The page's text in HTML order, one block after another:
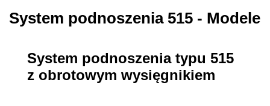
System podnoszenia 515 - Modele
System podnoszenia typu 515
z obrotowym wysięgnikiem